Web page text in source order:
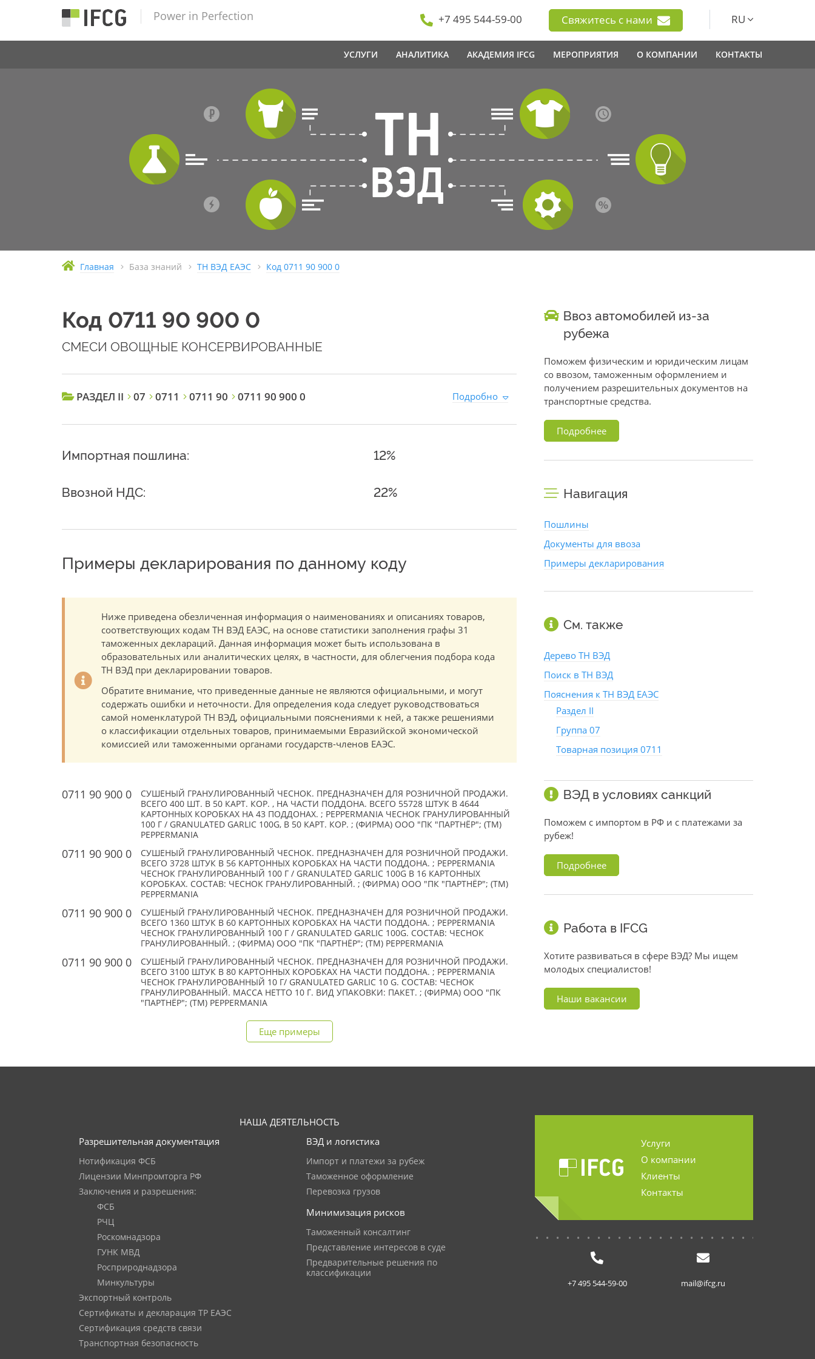
Power in Perfection +7 495 544-59-00 Свяжитесь с нами RU
УСЛУГИ АНАЛИТИКА АКАДЕМИЯ IFCG МЕРОПРИЯТИЯ О КОМПАНИИ КОНТАКТЫ
Главная База знаний ТН ВЭД ЕАЭС Код 0711 90 900 0
Код 0711 90 900 0
СМЕСИ ОВОЩНЫЕ КОНСЕРВИРОВАННЫЕ
РАЗДЕЛ II 07 0711 0711 90 0711 90 900 0 Подробно
Импортная пошлина: 12%
Ввозной НДС: 22%
Примеры декларирования по данному коду
Ниже приведена обезличенная информация о наименованиях и описаниях товаров,
соответствующих кодам ТН ВЭД ЕАЭС, на основе статистики заполнения графы 31
таможенных деклараций. Данная информация может быть использована в
образовательных или аналитических целях, в частности, для облегчения подбора кода
ТН ВЭД при декларировании товаров.
Обратите внимание, что приведенные данные не являются официальными, и могут
содержать ошибки и неточности. Для определения кода следует руководствоваться
самой номенклатурой ТН ВЭД, официальными пояснениями к ней, а также решениями
о классификации отдельных товаров, принимаемыми Евразийской экономической
комиссией или таможенными органами государств-членов ЕАЭС.
0711 90 900 0
СУШЕНЫЙ ГРАНУЛИРОВАННЫЙ ЧЕСНОК. ПРЕДНАЗНАЧЕН ДЛЯ РОЗНИЧНОЙ ПРОДАЖИ.
ВСЕГО 400 ШТ. В 50 КАРТ. КОР. , НА ЧАСТИ ПОДДОНА. ВСЕГО 55728 ШТУК В 4644
КАРТОННЫХ КОРОБКАХ НА 43 ПОДДОНАХ. ; PEPPERMANIA ЧЕСНОК ГРАНУЛИРОВАННЫЙ
100 Г / GRANULATED GARLIC 100G, В 50 КАРТ. КОР. ; (ФИРМА) ООО "ПК "ПАРТНЁР"; (TM)
PEPPERMANIA
0711 90 900 0
СУШЕНЫЙ ГРАНУЛИРОВАННЫЙ ЧЕСНОК. ПРЕДНАЗНАЧЕН ДЛЯ РОЗНИЧНОЙ ПРОДАЖИ.
ВСЕГО 3728 ШТУК В 56 КАРТОННЫХ КОРОБКАХ НА ЧАСТИ ПОДДОНА. ; PEPPERMANIA
ЧЕСНОК ГРАНУЛИРОВАННЫЙ 100 Г / GRANULATED GARLIC 100G В 16 КАРТОННЫХ
КОРОБКАХ. СОСТАВ: ЧЕСНОК ГРАНУЛИРОВАННЫЙ. ; (ФИРМА) ООО "ПК "ПАРТНЁР"; (TM)
PEPPERMANIA
0711 90 900 0
СУШЕНЫЙ ГРАНУЛИРОВАННЫЙ ЧЕСНОК. ПРЕДНАЗНАЧЕН ДЛЯ РОЗНИЧНОЙ ПРОДАЖИ.
ВСЕГО 1360 ШТУК В 60 КАРТОННЫХ КОРОБКАХ НА ЧАСТИ ПОДДОНА. ; PEPPERMANIA
ЧЕСНОК ГРАНУЛИРОВАННЫЙ 100 Г / GRANULATED GARLIC 100G. СОСТАВ: ЧЕСНОК
ГРАНУЛИРОВАННЫЙ. ; (ФИРМА) ООО "ПК "ПАРТНЁР"; (TM) PEPPERMANIA
0711 90 900 0
СУШЕНЫЙ ГРАНУЛИРОВАННЫЙ ЧЕСНОК. ПРЕДНАЗНАЧЕН ДЛЯ РОЗНИЧНОЙ ПРОДАЖИ.
ВСЕГО 3100 ШТУК В 80 КАРТОННЫХ КОРОБКАХ НА ЧАСТИ ПОДДОНА. ; PEPPERMANIA
ЧЕСНОК ГРАНУЛИРОВАННЫЙ 10 Г/ GRANULATED GARLIC 10 G. СОСТАВ: ЧЕСНОК
ГРАНУЛИРОВАННЫЙ. МАССА НЕТТО 10 Г. ВИД УПАКОВКИ: ПАКЕТ. ; (ФИРМА) ООО "ПК
"ПАРТНЁР"; (TM) PEPPERMANIA
Еще примеры
Ввоз автомобилей из-за
рубежа
Поможем физическим и юридическим лицам
со ввозом, таможенным оформлением и
получением разрешительных документов на
транспортные средства.
Подробнее
Навигация
Пошлины
Документы для ввоза
Примеры декларирования
См. также
Дерево ТН ВЭД
Поиск в ТН ВЭД
Пояснения к ТН ВЭД ЕАЭС
Раздел II
Группа 07
Товарная позиция 0711
ВЭД в условиях санкций
Поможем с импортом в РФ и с платежами за
рубеж!
Подробнее
Работа в IFCG
Хотите развиваться в сфере ВЭД? Мы ищем
молодых специалистов!
Наши вакансии
НАША ДЕЯТЕЛЬНОСТЬ
Разрешительная документация
Нотификация ФСБ
Лицензии Минпромторга РФ
Заключения и разрешения:
ФСБ
РЧЦ
Роскомнадзора
ГУНК МВД
Росприроднадзора
Минкультуры
Экспортный контроль
Сертификаты и декларация ТР ЕАЭС
Сертификация средств связи
Транспортная безопасность
ВЭД и логистика
Импорт и платежи за рубеж
Таможенное оформление
Перевозка грузов
Минимизация рисков
Таможенный консалтинг
Представление интересов в суде
Предварительные решения по
классификации
Услуги
О компании
Клиенты
Контакты
+7 495 544-59-00 mail@ifcg.ru